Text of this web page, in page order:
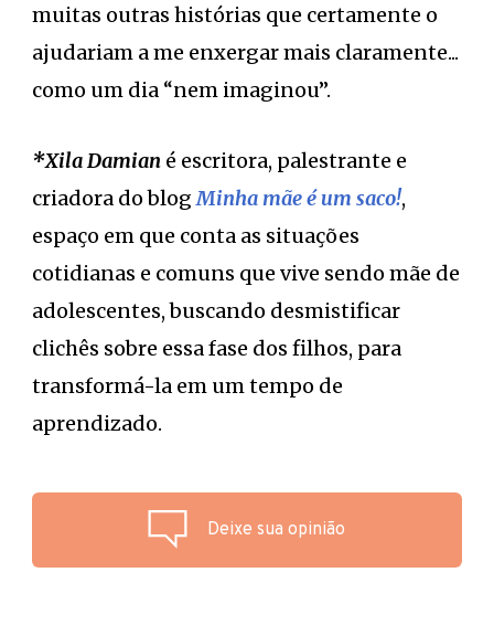
muitas outras histórias que certamente o
ajudariam a me enxergar mais claramente...
como um dia “nem imaginou”.
*Xila Damian é escritora, palestrante e
criadora do blogMinha mãe é um saco!,
espaço em que conta as situações
cotidianas e comuns que vive sendo mãe de
adolescentes, buscando desmistificar
clichês sobre essa fase dos filhos, para
transformá-la em um tempo de
aprendizado.
Deixe sua opinião